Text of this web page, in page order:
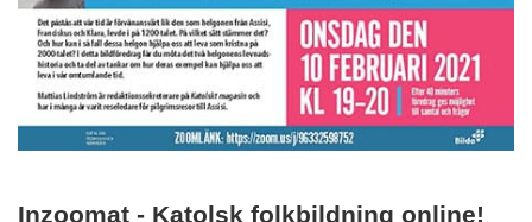
Inzoomat - Katolsk folkbildning online!